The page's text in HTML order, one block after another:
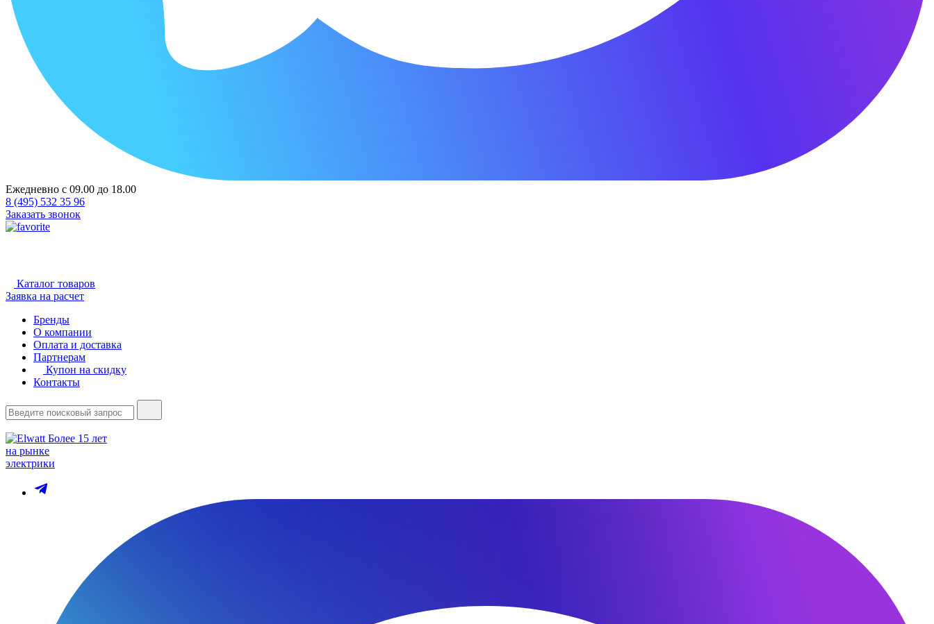
Ежедневно с 09.00 до 18.00
8 (495) 532 35 96
Заказать звонок
Каталог товаров
Заявка на расчет
Бренды
О компании
Оплата и доставка
Партнерам
Купон на скидку
Контакты
Более 15 лет
на рынке
электрики